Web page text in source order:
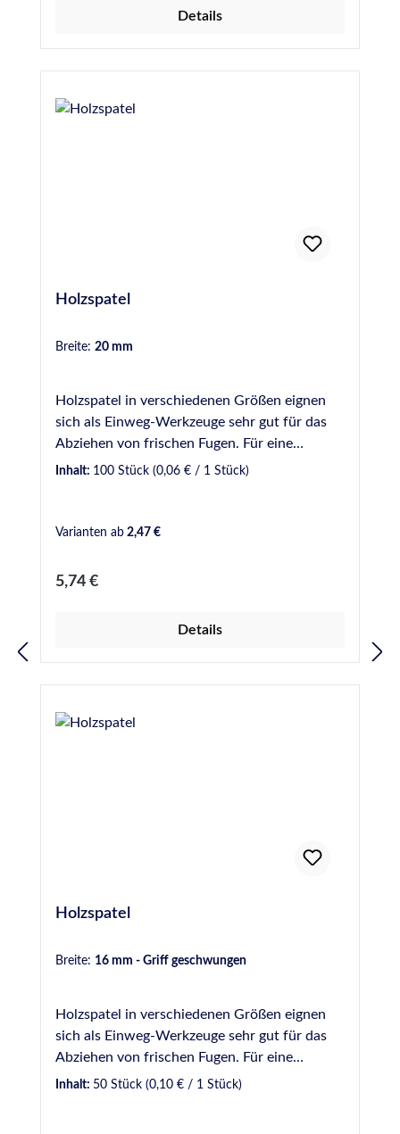
Details
Holzspatel
Breite: 20 mm
Holzspatel in verschiedenen Größen eignen
sich als Einweg-Werkzeuge sehr gut für das
Abziehen von frischen Fugen. Für eine
gleichmäßige und optisch ansprechende Fuge
mm - Gebinde zu 50 Stück 16 mm - Gebinde
20 mm - Gebinde zu 100 Stück 16 mm Griff
geschwungen - Gebinde zu 50 Stück
Inhalt: 100 Stück (0,06 € / 1 Stück)
Varianten ab 2,47 €
Regulärer Preis:
5,74 €
Details
Holzspatel
Breite: 16 mm - Griff geschwungen
Holzspatel in verschiedenen Größen eignen
sich als Einweg-Werkzeuge sehr gut für das
Abziehen von frischen Fugen. Für eine
gleichmäßige und optisch ansprechende Fuge
Inhalt: 50 Stück (0,10 € / 1 Stück)